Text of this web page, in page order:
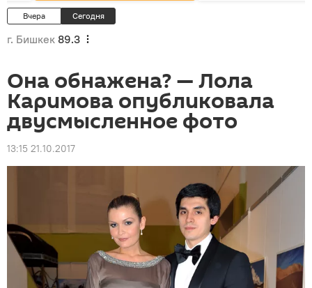
Вчера Сегодня
г. Бишкек 89.3
Она обнажена? — Лола
Каримова опубликовала
двусмысленное фото
13:15 21.10.2017